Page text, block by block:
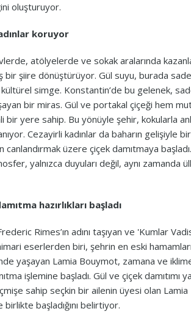
oluşturuyor.
koruyor
atölyelerde ve sokak aralarında
bir şiire dönüştürüyor. Gül suyu, burada
kültürel simge. Konstantin’de bu gelenek,
bir miras. Gül ve portakal çiçeği hem
bir yere sahip. Bu yönüyle şehir, kokularla
Cezayirli kadınlar da baharın gelişiyle
üzere çiçek damıtmaya
yalnızca duyuları değil, aynı zamanda
hazırlıkları başladı
Rimes’ın adını taşıyan ve 'Kumlar
eserlerden biri, şehrin en eski
yaşayan Lamia Bouymot, zamana ve
işlemine başladı. Gül ve çiçek
sahip seçkin bir ailenin üyesi olan
birlikte başladığını belirtiyor.